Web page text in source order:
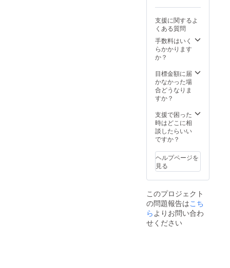
支援に関するよ
くある質問
手数料はいく
らかかります
か？
目標金額に届
かなかった場
合どうなりま
すか？
支援で困った
時はどこに相
談したらいい
ですか？
ヘルプページを
見る
このプロジェクト
の問題報告はこち
らよりお問い合わ
せください